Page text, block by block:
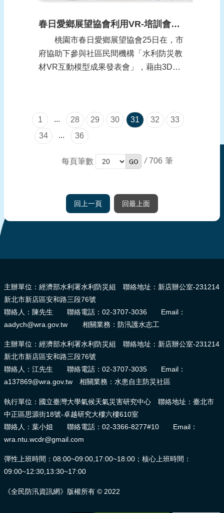
春日愛鄉展望協會利用VR-培訓會員執行水患自主防災 (報導日期：1091126)
桃園市春日愛鄉展望協會25日在，市
府協助下參與社區民間機構「水利防災教
材VR互動模型成果發表會」，藉由3D虛
同時促使社區與民眾，在水資源保育與環
境教育上，具有極大的能量可以發展和參
1 ... 28 29 30 31 32
33
34
... 36
每頁筆數 / 706
回上一頁 回最上面
主辦單位：經濟部水利署水利防災組 聯絡地址：新店辦公室-231214
新北市新店區安和路三段76號
聯絡人：陳先生 聯絡電話：02-3707-3036 Email：
aadych@wra.gov.tw 相關業務：防汛護水志工
主辦單位：經濟部水利署水利防災組 聯絡地址：新店辦公室-231214
新北市新店區安和路三段76號
聯絡人：江先生 聯絡電話：02-3707-3035 Email：
a137869@wra.gov.tw 相關業務：水患自主防災社區
執行單位：國立臺灣大學氣候天氣災害研究中心 聯絡地址：臺北市
中正區思源街18號-卓越研究大樓六樓610室
聯絡人：葉小姐 聯絡電話：02-3366-8277#10 Email：
wra.ntu.wcdr@gmail.com
彈性上班時間：08:00~09:00,17:00~18:00；核心上班時間：
09:00~12:30,13:30~17:00
《全民防汛資訊網》版權所有 © 2022